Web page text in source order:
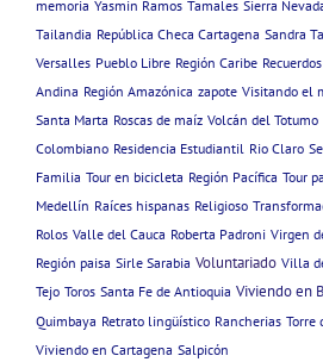
memoria Yasmin Ramos Tamales Sierra
Tailandia República Checa Cartagena Sandra
Versalles Pueblo Libre Región Caribe
Andina Región Amazónica zapote Visitando el
Santa Marta Roscas de maíz Volcán del Totumo
Colombiano Residencia Estudiantil Rio Claro
Familia Tour en bicicleta Región Pacífica Tour
Medellín Raíces hispanas Religioso
Rolos Valle del Cauca Roberta Padroni Virgen
Región paisa Sirle Sarabia Voluntariado Villa
Tejo Toros Santa Fe de Antioquia Viviendo en
Quimbaya Retrato lingüístico Rancherias Torre
Viviendo en Cartagena Salpicón